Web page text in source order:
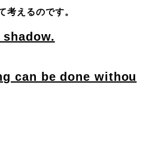
えるのです。
can be done withou